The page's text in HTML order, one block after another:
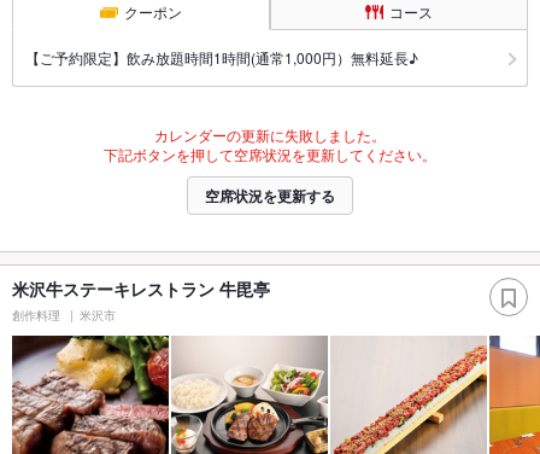
クーポン コース
【ご予約限定】飲み放題時間1時間(通常1,000円）無料延長♪
カレンダーの更新に失敗しました。
下記ボタンを押して空席状況を更新してください。
空席状況を更新する
米沢牛ステーキレストラン 牛毘亭
創作料理 米沢市